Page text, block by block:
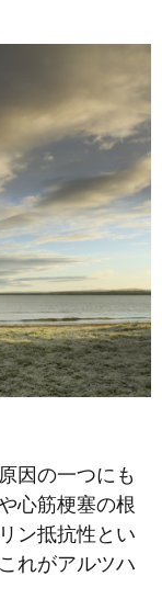
因の一つにも
心筋梗塞の根
ン抵抗性とい
れがアルツハ